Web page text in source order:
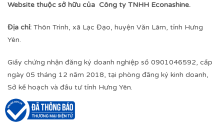
Website thuộc sở hữu của Công ty TNHH Econashine.
Địa chỉ: Thôn Trình, xã Lạc Đạo, huyện Văn Lâm, tỉnh Hưng
Yên.
Giấy chứng nhận đăng ký doanh nghiệp số 0901046592, cấp
ngày 05 tháng 12 năm 2018, tại phòng đăng ký kinh doanh,
Sở kế hoạch và đầu tư tỉnh Hưng Yên.